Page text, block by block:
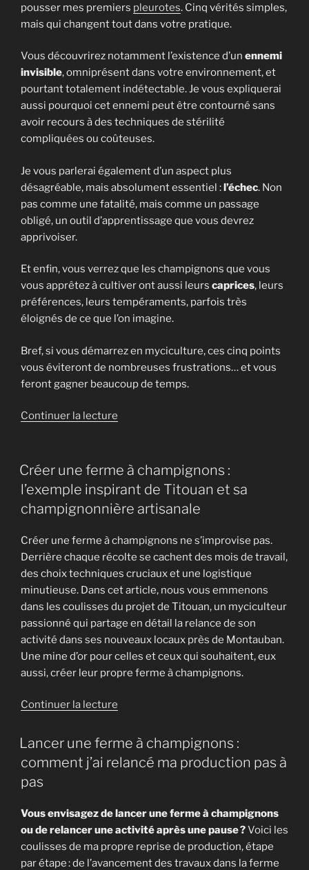
pousser mes premiers pleurotes. Cinq vérités simples,
mais qui changent tout dans votre pratique.
Vous découvrirez notamment l’existence d’un ennemi
invisible, omniprésent dans votre environnement, et
pourtant totalement indétectable. Je vous expliquerai
aussi pourquoi cet ennemi peut être contourné sans
avoir recours à des techniques de stérilité
compliquées ou coûteuses.
Je vous parlerai également d’un aspect plus
désagréable, mais absolument essentiel :l’échec. Non
pas comme une fatalité, mais comme un passage
obligé, un outil d’apprentissage que vous devrez
apprivoiser.
Et enfin, vous verrez que les champignons que vous
vous apprêtez à cultiver ont aussi leurs caprices, leurs
préférences, leurs tempéraments, parfois très
éloignés de ce que l’on imagine.
Bref, si vous démarrez en myciculture, ces cinq points
vous éviteront de nombreuses frustrations… et vous
feront gagner beaucoup de temps.
Continuer la lecture
secrets
les
débutants
en
myciculture »
Créer une ferme à champignons :
l’exemple inspirant de Titouan et sa
champignonnière artisanale
Créer une ferme à champignons ne s’improvise pas.
Derrière chaque récolte se cachent des mois de travail,
des choix techniques cruciaux et une logistique
minutieuse. Dans cet article, nous vous emmenons
dans les coulisses du projet de Titouan, un myciculteur
passionné qui partage en détail la relance de son
activité dans ses nouveaux locaux près de Montauban.
Une mine d’or pour celles et ceux qui souhaitent, eux
aussi, créer leur propre ferme à champignons.
Continuer la lecture
à
l’exemple
inspirant
de
Lancer une ferme à champignons :
comment j’ai relancé ma production pas à
pas
Vous envisagez de lancer une ferme à champignons
ou de relancer une activité après une pause ?Voici les
coulisses de ma propre reprise de production, étape
par étape : de l’avancement des travaux dans la ferme